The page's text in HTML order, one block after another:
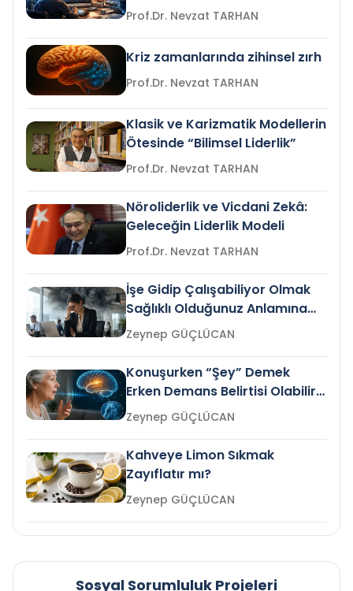
Prof.Dr. Nevzat TARHAN
Kriz zamanlarında zihinsel zırh
Prof.Dr. Nevzat TARHAN
Klasik ve Karizmatik Modellerin
Ötesinde “Bilimsel Liderlik”
Prof.Dr. Nevzat TARHAN
Nöroliderlik ve Vicdani Zekâ:
Geleceğin Liderlik Modeli
Prof.Dr. Nevzat TARHAN
İşe Gidip Çalışabiliyor Olmak
Sağlıklı Olduğunuz Anlamına
Gelir mi?Zeynep GÜÇLÜCAN
Konuşurken “Şey” Demek
Erken Demans Belirtisi Olabilir
mi?
Zeynep GÜÇLÜCAN
Kahveye Limon Sıkmak
Zayıflatır mı?
Zeynep GÜÇLÜCAN
Sosyal Sorumluluk Projeleri